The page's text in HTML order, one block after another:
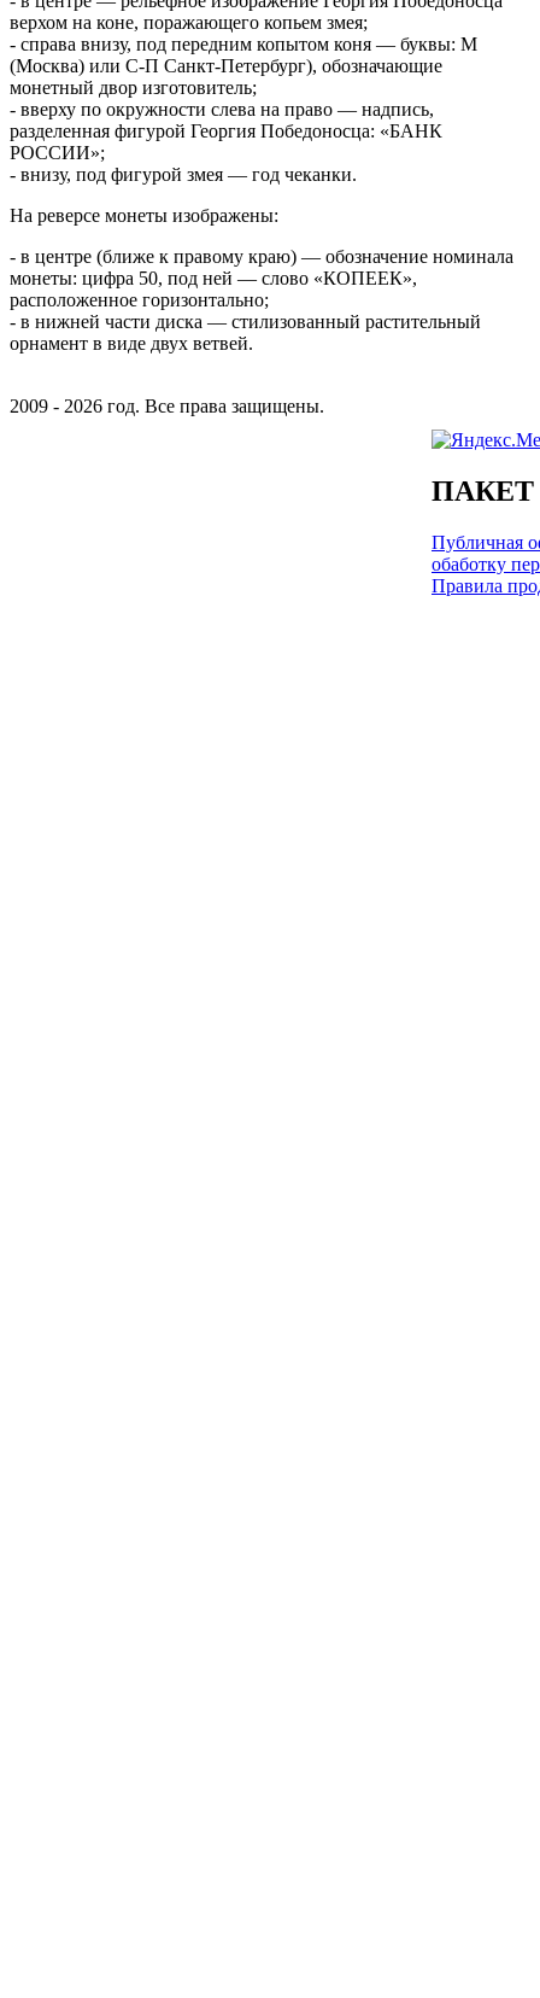
верхом на коне, поражающего копьем змея;
- справа внизу, под передним копытом коня — буквы: М
(Москва) или С-П Санкт-Петербург), обозначающие
монетный двор изготовитель;
- вверху по окружности слева на право — надпись,
разделенная фигурой Георгия Победоносца: «БАНК
РОССИИ»;
- внизу, под фигурой змея — год чеканки.
На реверсе монеты изображены:
- в центре (ближе к правому краю) — обозначение номинала
монеты: цифра 50, под ней — слово «КОПЕЕК»,
расположенное горизонтально;
- в нижней части диска — стилизованный растительный
орнамент в виде двух ветвей.
2009 - 2026 год. Все права защищены.
Публичная
обаботку
Правила